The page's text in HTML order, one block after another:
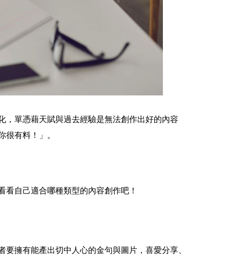
，單憑藉天賦與過去經驗是無法創作出好的內容
有料！」。
自己適合哪種類型的內容創作吧！
擁有能產出切中人心的金句與圖片，喜愛分享、